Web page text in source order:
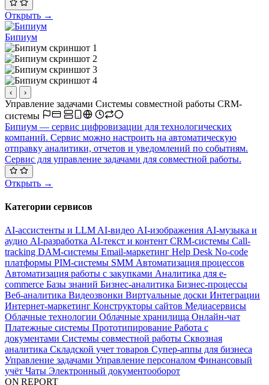
Открыть →
Бипиум
‹ ›
Управление задачами Системы совместной работы CRM-
системы
Бипиум — сервис цифровизации для технологических
компаний. Сервис можно настроить на автоматическую
отправку аналитики, отчетов и уведомлений по событиям.
Сервис для управление задачами для совместной работы.
Открыть →
Категории сервисов
AI-ассистенты и LLMAI-видео AI-изображения AI-музыка и
аудио AI-разработка AI-текст и контент CRM-системы Call-
tracking DAM-системы Email-маркетинг Help Desk No-code
платформы PIM-системы SMM Автоматизация процессов
Автоматизация работы с закупками Аналитика для e-
commerce Базы знаний Бизнес-аналитика Бизнес-процессы
Веб-аналитика Видеозвонки Виртуальные доски Интеграции
Интернет-маркетинг Конструкторы сайтов Медиасервисы
Облачные технологии Облачные хранилища Онлайн-чат
Платежные системы Прототипирование Работа с
документами Системы совместной работы Сквозная
аналитика Складской учет товаров Супер-аппы для бизнеса
Управление задачами Управление персоналом Финансовый
учёт Чаты Электронный документооборот
ON REPORT